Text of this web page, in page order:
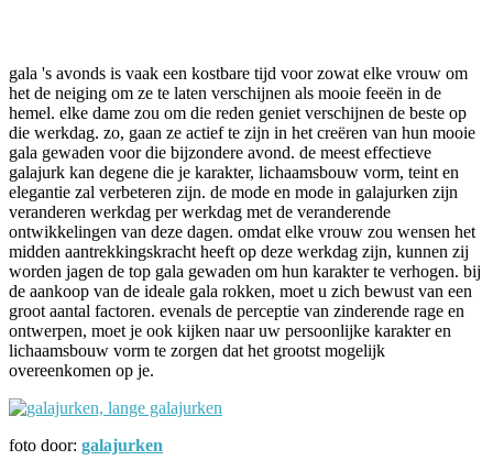
gala 's avonds is vaak een kostbare tijd voor zowat elke vrouw om
het de neiging om ze te laten verschijnen als mooie feeën in de
hemel. elke dame zou om die reden geniet verschijnen de beste op
die werkdag. zo, gaan ze actief te zijn in het creëren van hun mooie
gala gewaden voor die bijzondere avond. de meest effectieve
galajurk kan degene die je karakter, lichaamsbouw vorm, teint en
elegantie zal verbeteren zijn. de mode en mode in galajurken zijn
veranderen werkdag per werkdag met de veranderende
ontwikkelingen van deze dagen. omdat elke vrouw zou wensen het
midden aantrekkingskracht heeft op deze werkdag zijn, kunnen zij
worden jagen de top gala gewaden om hun karakter te verhogen. bij
de aankoop van de ideale gala rokken, moet u zich bewust van een
groot aantal factoren. evenals de perceptie van zinderende rage en
ontwerpen, moet je ook kijken naar uw persoonlijke karakter en
lichaamsbouw vorm te zorgen dat het grootst mogelijk
overeenkomen op je.
foto door: galajurken